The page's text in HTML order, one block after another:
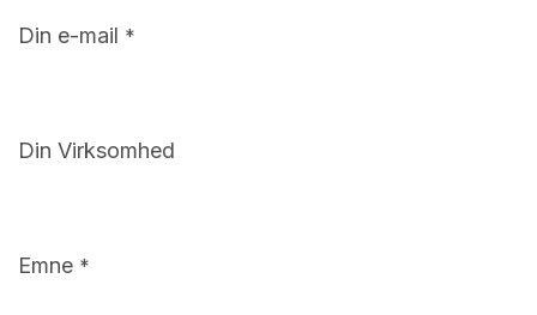
Din e-mail *
Din Virksomhed
Emne *